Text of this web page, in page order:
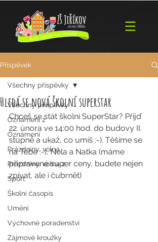
Příspěvek
Všechny příspěvky
Oznámení 2
Oznámení
Prázdniny, volna
Prázdniny, volna 2
Sport
Školní časopis
Umění
Výchovné poradenství
Zájmové kroužky
Všechny příspěvky
Hledá se nová školní superstar
Chceš se stát školní SuperStar? Přijď
22. února ve 14:00 hod. do budovy II.
stupně a ukaž, co umíš :-). Těšíme se
na Tebe :-), Nela a Natka (máme
připravené super ceny, budete nejen
zpívat, ale i čubrnět)